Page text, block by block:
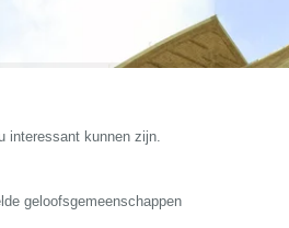
interessant kunnen zijn.
geloofsgemeenschappen